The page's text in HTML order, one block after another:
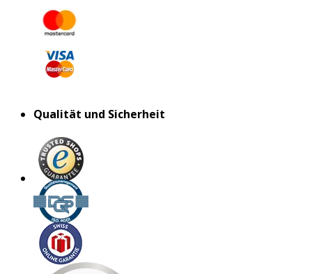
Qualität und Sicherheit